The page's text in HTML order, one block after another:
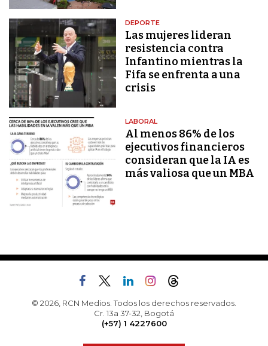
DEPORTE
Las mujeres lideran
resistencia contra
Infantino mientras la
Fifa se enfrenta a una
crisis
LABORAL
Al menos 86% de los
ejecutivos financieros
consideran que la IA es
más valiosa que un MBA
© 2026, RCN Medios. Todos los derechos reservados.
Cr. 13a 37-32, Bogotá
(+57) 1 4227600